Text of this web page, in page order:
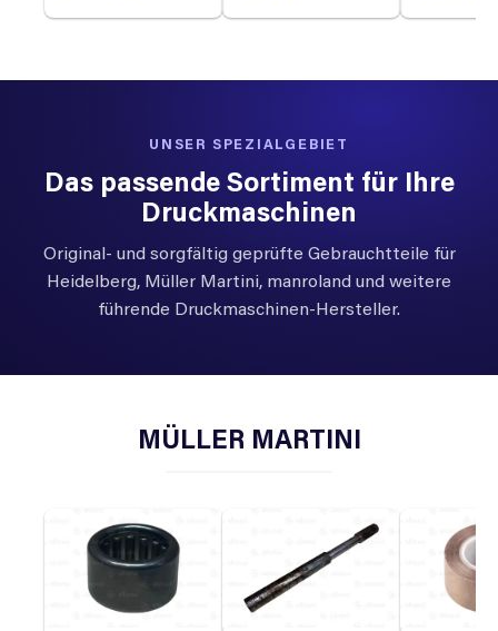
UNSER SPEZIALGEBIET
Das passende Sortiment für Ihre
Druckmaschinen
Original- und sorgfältig geprüfte Gebrauchtteile für
Heidelberg, Müller Martini, manroland und weitere
führende Druckmaschinen-Hersteller.
MÜLLER MARTINI